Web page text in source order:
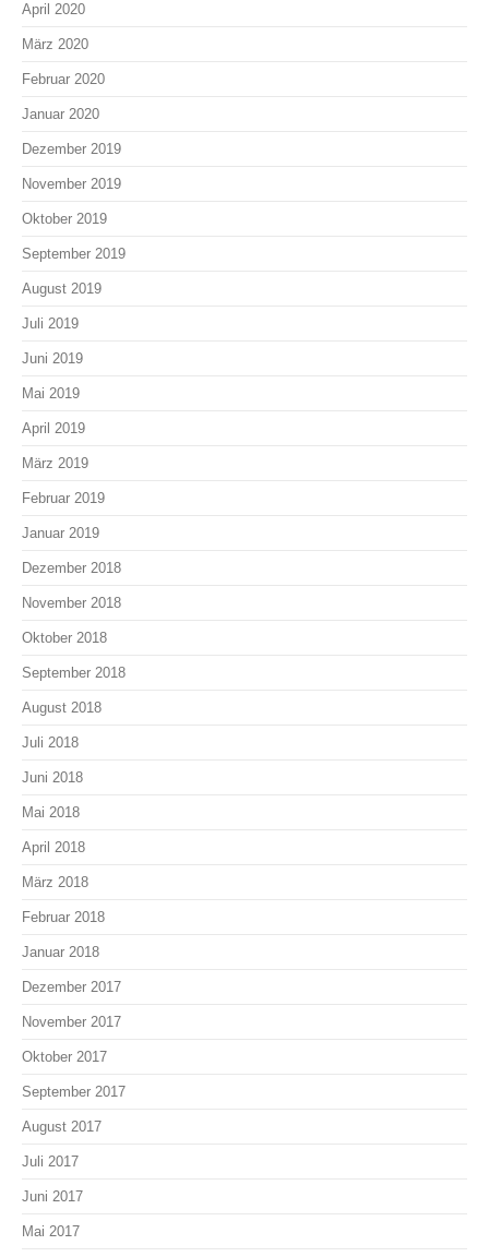
April 2020
März 2020
Februar 2020
Januar 2020
Dezember 2019
November 2019
Oktober 2019
September 2019
August 2019
Juli 2019
Juni 2019
Mai 2019
April 2019
März 2019
Februar 2019
Januar 2019
Dezember 2018
November 2018
Oktober 2018
September 2018
August 2018
Juli 2018
Juni 2018
Mai 2018
April 2018
März 2018
Februar 2018
Januar 2018
Dezember 2017
November 2017
Oktober 2017
September 2017
August 2017
Juli 2017
Juni 2017
Mai 2017